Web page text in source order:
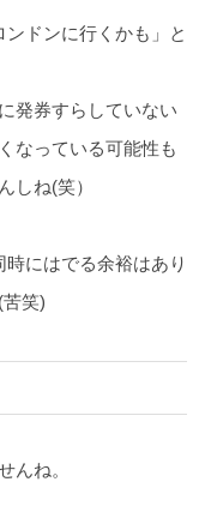
ドンに行くかも」と
発券すらしていない
なっている可能性も
しね(笑）
にはでる余裕はあり
笑)
んね。